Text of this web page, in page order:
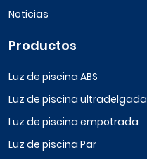
Noticias
Productos
Luz de piscina ABS
Luz de piscina ultradelgada
Luz de piscina empotrada
Luz de piscina Par